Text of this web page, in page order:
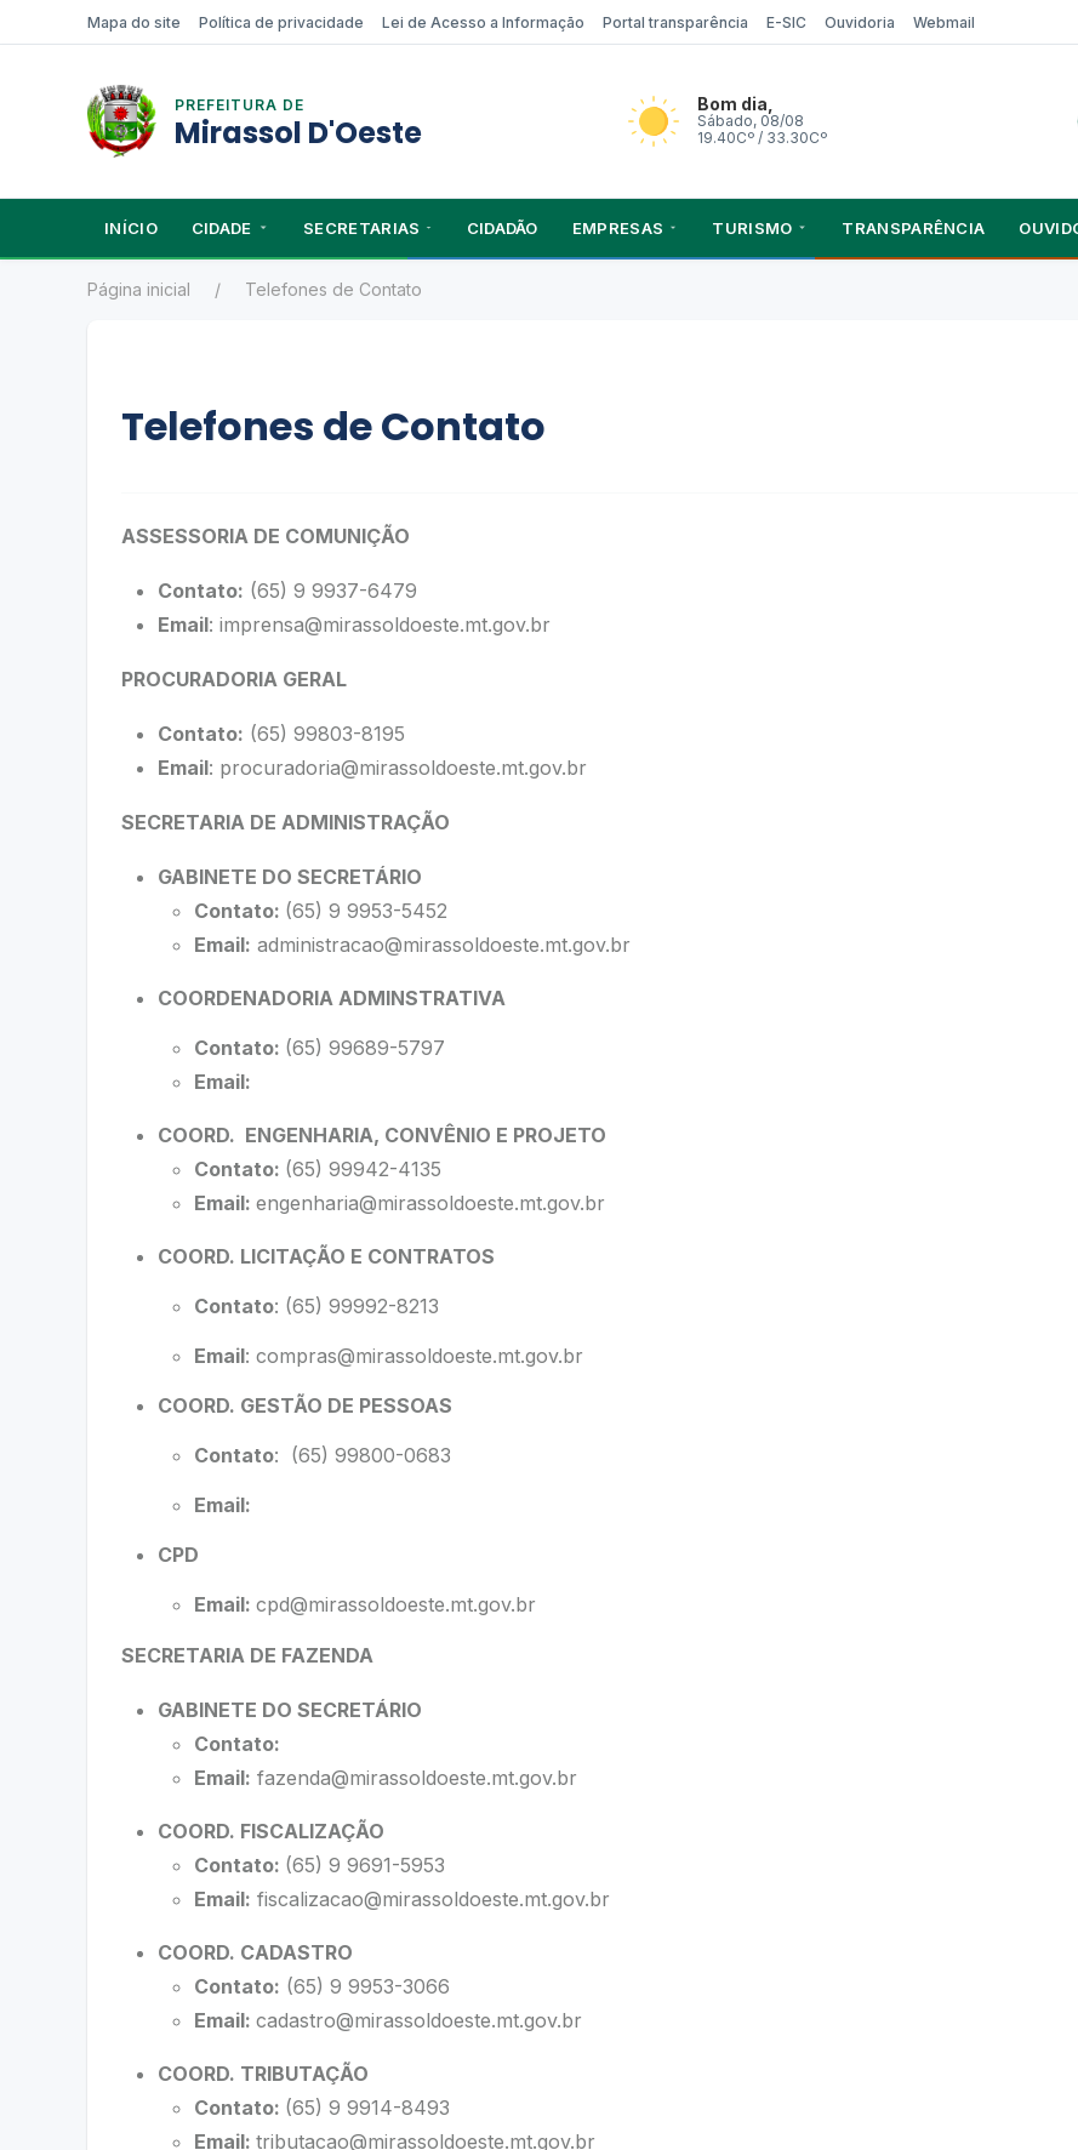
Mapa do site Política de privacidade Lei de Acesso a Informação Portal transparência E-SIC Ouvidoria Webmail
PREFEITURA DE
Mirassol D'Oeste
Bom dia,
Sábado, 08/08
19.40Cº / 33.30Cº
INÍCIO CIDADE SECRETARIAS CIDADÃO EMPRESAS TURISMO TRANSPARÊNCIA
Página inicial Telefones de Contato
Telefones de Contato
ASSESSORIA DE COMUNIÇÃO
Contato: (65) 9 9937-6479
Email: imprensa@mirassoldoeste.mt.gov.br
PROCURADORIA GERAL
Contato: (65) 99803-8195
Email: procuradoria@mirassoldoeste.mt.gov.br
SECRETARIA DE ADMINISTRAÇÃO
GABINETE DO SECRETÁRIO
Contato: (65) 9 9953-5452
Email: administracao@mirassoldoeste.mt.gov.br
COORDENADORIA ADMINSTRATIVA
Contato: (65) 99689-5797
Email:
COORD. ENGENHARIA, CONVÊNIO E PROJETO
Contato: (65) 99942-4135
Email: engenharia@mirassoldoeste.mt.gov.br
COORD. LICITAÇÃO E CONTRATOS
Contato: (65) 99992-8213
Email: compras@mirassoldoeste.mt.gov.br
COORD. GESTÃO DE PESSOAS
Contato: (65) 99800-0683
Email:
CPD
Email: cpd@mirassoldoeste.mt.gov.br
SECRETARIA DE FAZENDA
GABINETE DO SECRETÁRIO
Contato:
Email: fazenda@mirassoldoeste.mt.gov.br
COORD. FISCALIZAÇÃO
Contato: (65) 9 9691-5953
Email: fiscalizacao@mirassoldoeste.mt.gov.br
COORD. CADASTRO
Contato: (65) 9 9953-3066
Email: cadastro@mirassoldoeste.mt.gov.br
COORD. TRIBUTAÇÃO
Contato: (65) 9 9914-8493
Email: tributacao@mirassoldoeste.mt.gov.br